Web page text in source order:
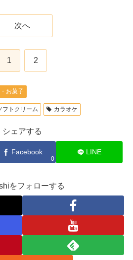
次へ
1 2
お菓子
フトクリーム カラオケ
シェアする
Facebook
0
LINE
をフォローする